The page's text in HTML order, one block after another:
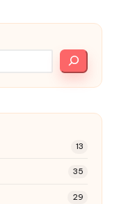
13
35
29